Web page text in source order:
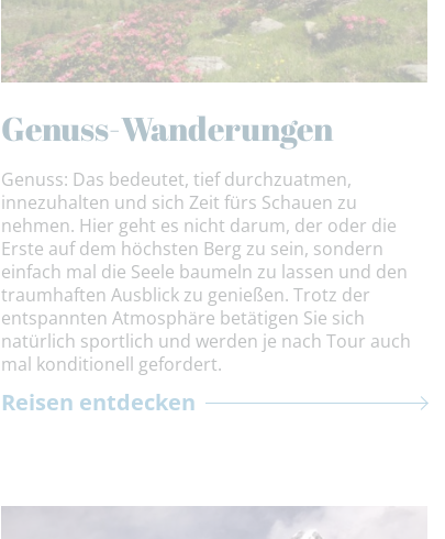
Genuss-Wanderungen
Genuss: Das bedeutet, tief durchzuatmen,
innezuhalten und sich Zeit fürs Schauen zu
nehmen. Hier geht es nicht darum, der oder die
Erste auf dem höchsten Berg zu sein, sondern
einfach mal die Seele baumeln zu lassen und den
traumhaften Ausblick zu genießen. Trotz der
entspannten Atmosphäre betätigen Sie sich
natürlich sportlich und werden je nach Tour auch
mal konditionell gefordert.
Reisen entdecken